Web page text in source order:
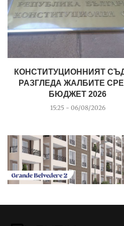
КОНСТИТУЦИОННИЯТ
РАЗГЛЕДА ЖАЛБИТЕ
БЮДЖЕТ 2026
15:25 - 06/08/2026